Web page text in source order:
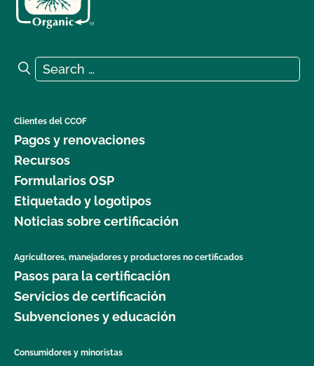
Search for:
Search
Clientes del CCOF
Pagos y renovaciones
Recursos
Formularios OSP
Etiquetado y logotipos
Noticias sobre certificación
Agricultores, manejadores y productores no certificados
Pasos para la certificación
Servicios de certificación
Subvenciones y educación
Consumidores y minoristas